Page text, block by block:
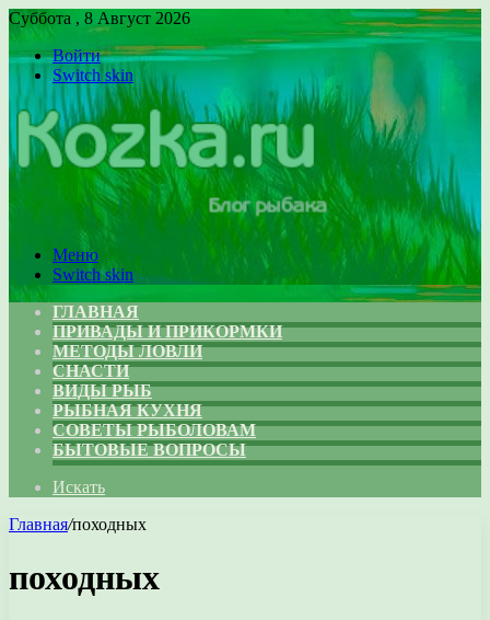
Суббота , 8 Август 2026
Войти
Switch skin
Меню
Switch skin
ГЛАВНАЯ
ПРИВАДЫ И ПРИКОРМКИ
МЕТОДЫ ЛОВЛИ
СНАСТИ
ВИДЫ РЫБ
РЫБНАЯ КУХНЯ
СОВЕТЫ РЫБОЛОВАМ
БЫТОВЫЕ ВОПРОСЫ
Искать
Главная/походных
походных